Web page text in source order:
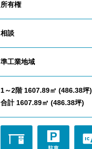
所有権
相談
準工業地域
1～2階 1607.89㎡ (486.38坪)
合計 1607.89㎡ (486.38坪)